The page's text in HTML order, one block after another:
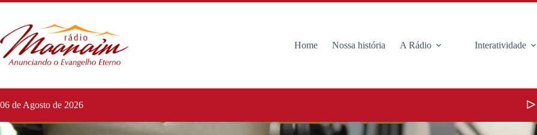
Home Nossa história A Rádio Interatividade
06 de Agosto de 2026